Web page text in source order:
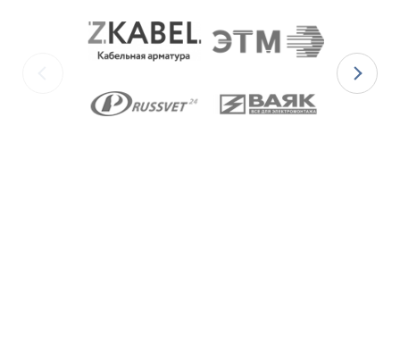
бензостойкой резины МБС;
Ex-вводов типа ВКВ2МР-[Х]С
– из
Ex-вводы типа ВКВ2МРизготавливаются с